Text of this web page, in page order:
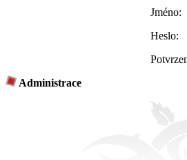
Administrace
Jméno:
Heslo: